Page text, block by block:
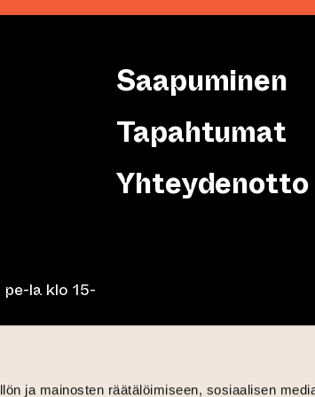
ja mainosten räätälöimiseen, sosiaalisen
la klo 15-
pe-la klo 10-
Saapuminen
Tapahtumat
Yhteydenotto